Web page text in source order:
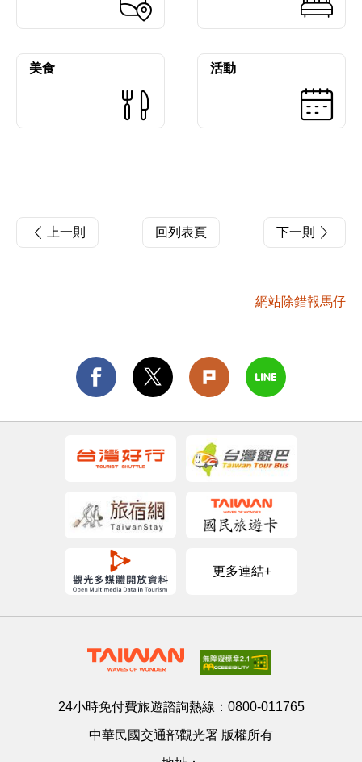
美食 活動
上一則 回列表頁 下一則
網站除錯報馬仔
更多連結+
24小時免付費旅遊諮詢熱線： 0800-011765
中華民國交通部觀光署 版權所有